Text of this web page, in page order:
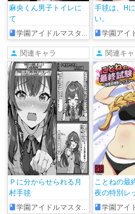
麻央くん男子トイレに
て
学園アイドルマスター
手毬は、H
い。
学園アイ
関連キャラ
Ｐに分からせられる月
村手毬
学園アイドルマスター
関連キャ
ことねの最
夜の特別レ
学園アイ